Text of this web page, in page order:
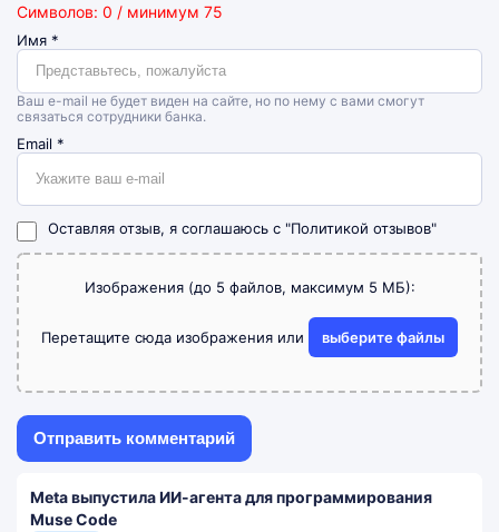
Символов: 0 / минимум 75
Имя *
Ваш e-mail не будет виден на сайте, но по нему с вами смогут
связаться сотрудники банка.
Email *
Оставляя отзыв, я соглашаюсь с "Политикой отзывов"
Изображения (до 5 файлов, максимум 5 МБ):
Перетащите сюда изображения или выберите файлы
Meta выпустила ИИ-агента для программирования
Muse Code